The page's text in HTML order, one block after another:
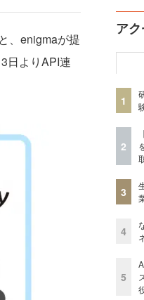
、enigmaが提
日よりAPI連
ア
1
2
3
4
5